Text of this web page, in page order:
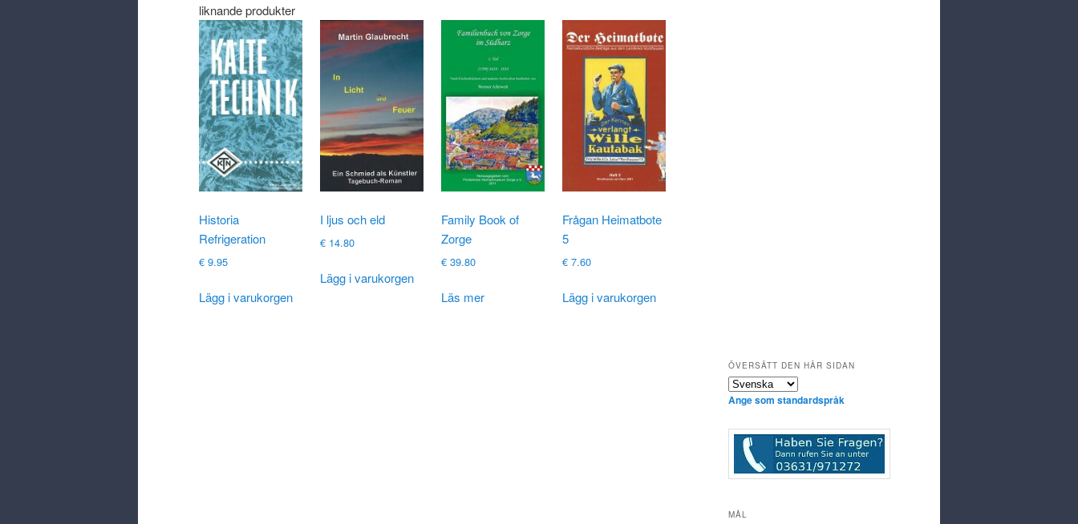
liknande produkter
Historia
Refrigeration
€ 9.95
Lägg i varukorgen
I ljus och eld
€14.80
Lägg i varukorgen
Family Book of
Zorge
€39.80
Läs mer
Frågan Heimatbote
5
€7.60
Lägg i varukorgen
ÖVERSÄTT DEN HÄR SIDAN
Ange som standardspråk
MÅL